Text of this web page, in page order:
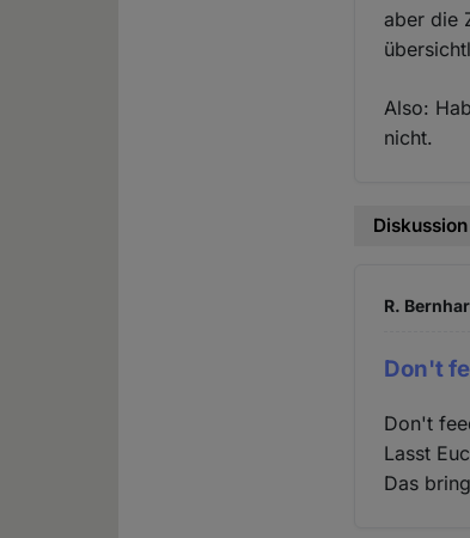
aber die
Also:
nicht.
R.
Don't
Don't
Lasst
Das